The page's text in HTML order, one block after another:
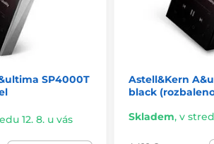
technológiu Advanced DAR (Digital
čo je druhá generácia patentovanej
pre digitálny remastering
ešte prirodzenejší a jemnejší
priameho odoslania audio súboru do
najprv využíva VSE (Virtual Sound
obnovu stratených
čím zlepšuje kvalitu zvuku už v
Následne pokročilý DAR engine
upsamplingu s ešte väčšou
Tento dvojstupňový
SP4000T
12. 8. u vás
Astell&Kern
black
Skladem, v